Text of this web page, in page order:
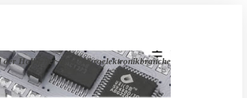
der Halbleiter- und Mikroelektronikbranche